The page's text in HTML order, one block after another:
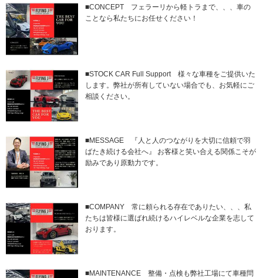
■CONCEPT フェラーリから軽トラまで、、、車の
ことなら私たちにお任せください！
■STOCK CAR Full Support 様々な車種をご提供いた
します。弊社が所有していない場合でも、お気軽にご
相談ください。
■MESSAGE 『人と人のつながりを大切に信頼で羽
ばたき続ける会社へ』 お客様と笑い合える関係こそが
励みであり原動力です。
■COMPANY 常に頼られる存在でありたい、、、私
たちは皆様に選ばれ続けるハイレベルな企業を志して
おります。
■MAINTENANCE 整備・点検も弊社工場にて車種問